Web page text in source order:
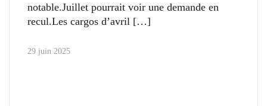
notable.Juillet pourrait voir une demande en
recul.Les cargos d’avril
29 juin 2025